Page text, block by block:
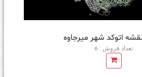
اتوکد شهر میرجاوه
تعداد فروش : 6